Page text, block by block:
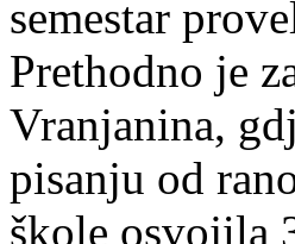
semestar
Prethodno je
Vranjanina,
pisanju od
škole osvojila